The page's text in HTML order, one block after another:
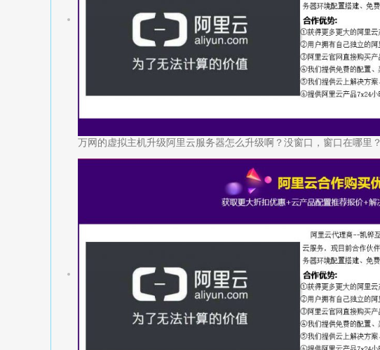
万网的虚拟主机升级阿里云服务器怎么升级啊？没窗口，窗口在哪里？